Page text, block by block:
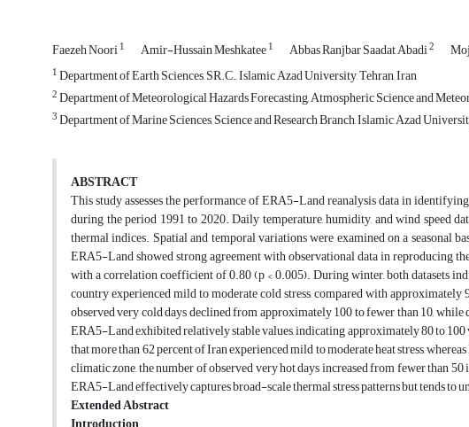
Faezeh Noori1 Amir-Hussain Meshkatee1 Abbas Ranjbar Saadat Abadi2
1Department of Earth Sciences, SR.C., Islamic Azad University, Tehran, Iran
2Department of Meteorological Hazards Forecasting, Atmospheric Science and
3Department of Marine Sciences, Science and Research Branch, Islamic Azad
ABSTRACT
This study assesses the performance of ERA5-Land reanalysis data in
during the period 1991 to 2020. Daily temperature, humidity, and wind speed
thermal indices. Spatial and temporal variations were examined on a
ERA5-Land showed strong agreement with observational data in reproducing
with a correlation coefficient of 0.80 (p < 0.005). During winter, both datasets
country experienced mild to moderate cold stress, compared with
observed very cold days declined from approximately 100 to fewer than 10,
ERA5-Land exhibited relatively stable values, indicating approximately 80 to
that more than 62 percent of Iran experienced mild to moderate heat stress,
climatic zone, the number of observed very hot days increased from fewer than
ERA5-Land effectively captures broad-scale thermal stress patterns but tends to
Extended Abstract